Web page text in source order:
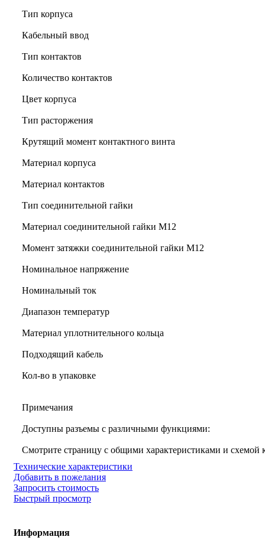
Тип корпуса
Кабельный ввод
Тип контактов
Количество контактов
Цвет корпуса
Тип расторжения
Крутящий момент контактного винта
Материал корпуса
Материал контактов
Тип соединительной гайки
Материал соединительной гайки M12
Момент затяжки соединительной гайки M12
Номинальное напряжение
Номинальный ток
Диапазон температур
Материал уплотнительного кольца
Подходящий кабель
Кол-во в упаковке
Примечания
Доступны разъемы с различными функциями:
Смотрите страницу с общими характеристиками и схемой
Технические характеристики
Добавить в пожелания
Запросить стоимость
Быстрый просмотр
Информация